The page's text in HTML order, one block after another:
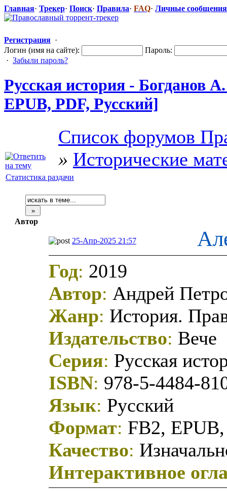
Главная· Трекер· Поиск· Правила· FAQ· Личные сообщения
Регистрация ·
Логин (имя на сайте):
Пароль:
· Забыли пароль?
Русская история - Богданов
EPUB, PDF, Русский]
Список форумов
» Исторические
Статистика раздачи
Автор
25-Апр-2025 21:57
Год: 2019
Автор: Андрей
Жанр: История.
Издательство: Вече
Серия: Русская
ISBN: 978-5-4484-
Язык: Русский
Формат: FB2,
Качество:
Интерактивное